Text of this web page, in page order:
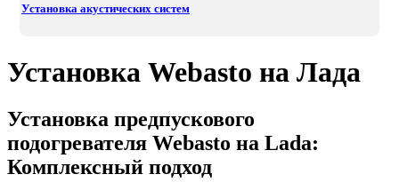
Установка акустических систем
Установка Webasto на Лада
Установка предпускового
подогревателя Webasto на Lada:
Комплексный подход